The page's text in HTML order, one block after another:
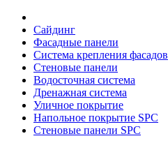
Сайдинг
Фасадные панели
Система крепления фасадов
Стеновые панели
Водосточная система
Дренажная система
Уличное покрытие
Напольное покрытие SPC
Стеновые панели SPC